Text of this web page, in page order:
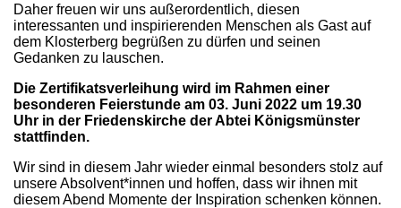
Daher freuen wir uns außerordentlich, diesen
interessanten und inspirierenden Menschen als Gast auf
dem Klosterberg begrüßen zu dürfen und seinen
Gedanken zu lauschen.
Die Zertifikatsverleihung wird im Rahmen einer
besonderen Feierstunde am 03. Juni 2022 um 19.30
Uhr in der Friedenskirche der Abtei Königsmünster
stattfinden.
Wir sind in diesem Jahr wieder einmal besonders stolz auf
unsere Absolvent*innen und hoffen, dass wir ihnen mit
diesem Abend Momente der Inspiration schenken können.